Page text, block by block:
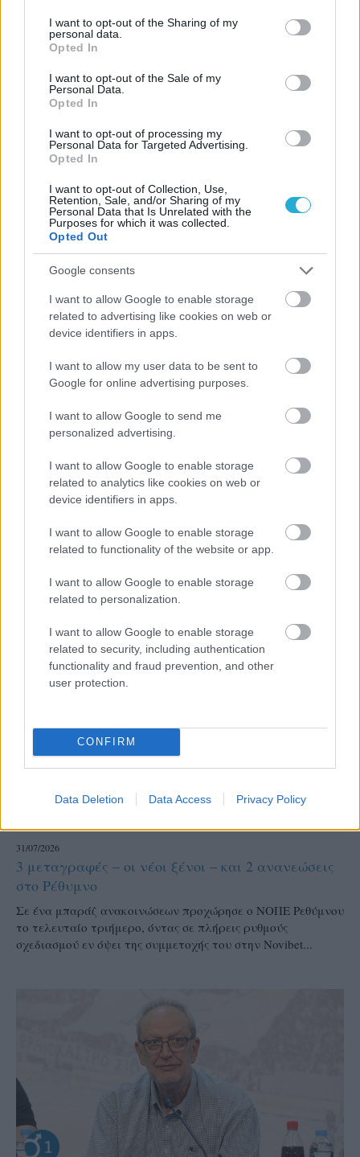
not limited to your visit or usage behaviour. You may click to
grant or deny consent to Google and its third-party tags to
use your data for below specified purposes in below Google
consent section.
I want to opt-out of the Sharing of my
personal data.
Opted In
I want to opt-out of the Sale of my
Personal Data.
Opted In
I want to opt-out of processing my
Personal Data for Targeted Advertising.
Opted In
I want to opt-out of Collection, Use,
Retention, Sale, and/or Sharing of my
Personal Data that Is Unrelated with the
Purposes for which it was collected.
Opted Out
Google consents
I want to allow Google to enable storage
related to advertising like cookies on web or
device identifiers in apps.
I want to allow my user data to be sent to
Google for online advertising purposes.
I want to allow Google to send me
personalized advertising.
I want to allow Google to enable storage
related to analytics like cookies on web or
device identifiers in apps.
I want to allow Google to enable storage
related to functionality of the website or app.
I want to allow Google to enable storage
related to personalization.
I want to allow Google to enable storage
related to security, including authentication
functionality and fraud prevention, and other
user protection.
CONFIRM
Data Deletion Data Access Privacy Policy
Aκολουθήστε μας
παντού…
Α1 ΑΝΔΡΩΝ
31/07/2026
3 μεταγραφές – οι νέοι ξένοι – και 2 ανανεώσεις
στο Ρέθυμνο
Σε ένα μπαράζ ανακοινώσεων προχώρησε ο ΝΟΠΕ Ρεθύμνου
το τελευταίο τριήμερο, όντας σε πλήρεις ρυθμούς
σχεδιασμού εν όψει της συμμετοχής του στην Novibet...